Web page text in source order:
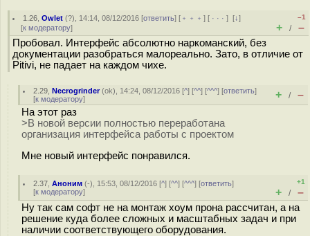
1.26 ,Owlet (?), 14:14, 08/12/2016 [ответить] [ ﹢﹢﹢] [ · · ·][↓]
[к модератору]
–1
+ / –
Пробовал. Интерфейс абсолютно наркоманский, без
документации разобраться малореально. Зато, в отличие от
Pitivi, не падает на каждом чихе.
2.29 ,Necrogrinder(ok), 14:24, 08/12/2016 [^] [^^] [^^^] [ответить]
[к модератору] + / –
На этот раз
>В новой версии полностью переработана
организация интерфейса работы с проектом
Мне новый интерфейс понравился.
2.37 ,Аноним (-), 15:53, 08/12/2016 [^] [^^] [^^^] [ответить]
[к модератору]
+1
+ / –
Ну так сам софт не на монтаж хоум прона рассчитан, а на
решение куда более сложных и масштабных задач и при
наличии соответствующего оборудования.